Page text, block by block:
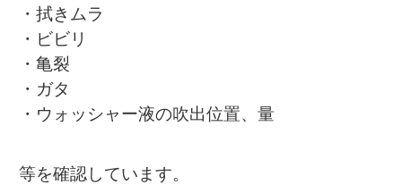
・拭きムラ
・ビビリ
・亀裂
・ガタ
・ウォッシャー液の吹出位置、量
等を確認しています。